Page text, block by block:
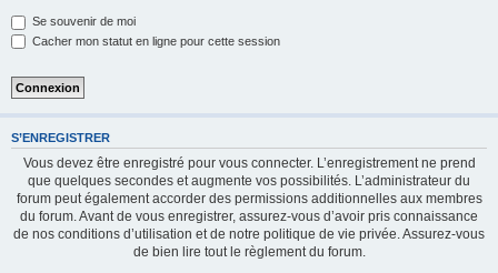
Se souvenir de moi
Cacher mon statut en ligne pour cette session
S’ENREGISTRER
Vous devez être enregistré pour vous connecter. L’enregistrement ne prend
que quelques secondes et augmente vos possibilités. L’administrateur du
forum peut également accorder des permissions additionnelles aux membres
du forum. Avant de vous enregistrer, assurez-vous d’avoir pris connaissance
de nos conditions d’utilisation et de notre politique de vie privée. Assurez-vous
de bien lire tout le règlement du forum.